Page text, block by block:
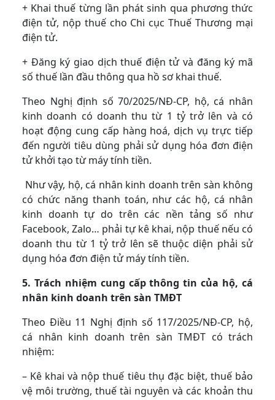
+ Khai thuế từng lần phát sinh qua phương thức
điện tử, nộp thuế cho Chi cục Thuế Thương mại
điện tử.
+ Đăng ký giao dịch thuế điện tử và đăng ký mã
số thuế lần đầu thông qua hồ sơ khai thuế.
Theo Nghị định số 70/2025/NĐ-CP, hộ, cá nhân
kinh doanh có doanh thu từ 1 tỷ trở lên và có
hoạt động cung cấp hàng hoá, dịch vụ trực tiếp
đến người tiêu dùng phải sử dụng hóa đơn điện
tử khởi tạo từ máy tính tiền.
Như vậy, hộ, cá nhân kinh doanh trên sàn không
có chức năng thanh toán, như các hộ, cá nhân
kinh doanh tự do trên các nền tảng số như
Facebook, Zalo… phải tự kê khai, nộp thuế nếu có
doanh thu từ 1 tỷ trở lên sẽ thuộc diện phải sử
dụng hóa đơn điện tử máy tính tiền.
5. Trách nhiệm cung cấp thông tin của hộ, cá
nhân kinh doanh trên sàn TMĐT
Theo Điều 11 Nghị định số 117/2025/NĐ-CP, hộ,
cá nhân kinh doanh trên sàn TMĐT có trách
nhiệm:
– Kê khai và nộp thuế tiêu thụ đặc biệt, thuế bảo
vệ môi trường, thuế tài nguyên và các khoản thu